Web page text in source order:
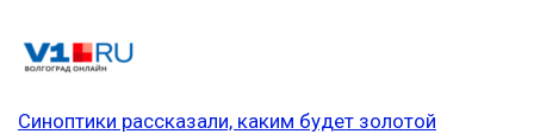
Синоптики рассказали, каким будет золотой